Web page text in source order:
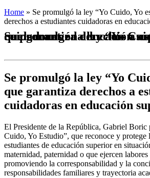
Home » Se promulgó la ley “Yo Cuido, Yo
derechos a estudiantes cuidadoras en
Se promulgó la ley “Yo Cuido, Yo estudio” que garantiza derechos a estudiantes cuidadoras
Se promulgó la ley “Yo
que garantiza derechos a
cuidadoras en educación
El Presidente de la República, Gabriel
Cuido, Yo Estudio”, que reconoce y protege
estudiantes de educación superior en
maternidad, paternidad o que ejercen
promoviendo la corresponsabilidad y la
responsabilidades familiares y trayectoria